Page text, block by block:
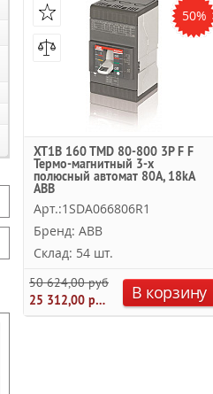
50%
XT1B 160 TMD 80-800 3P F F
Термо-магнитный 3-х
полюсный автомат 80А, 18kA
ABB
Арт.:1SDA066806R1
Бренд: ABB
Склад: 54 шт.
50 624,00 руб.
25 312,00 руб.
В корзину